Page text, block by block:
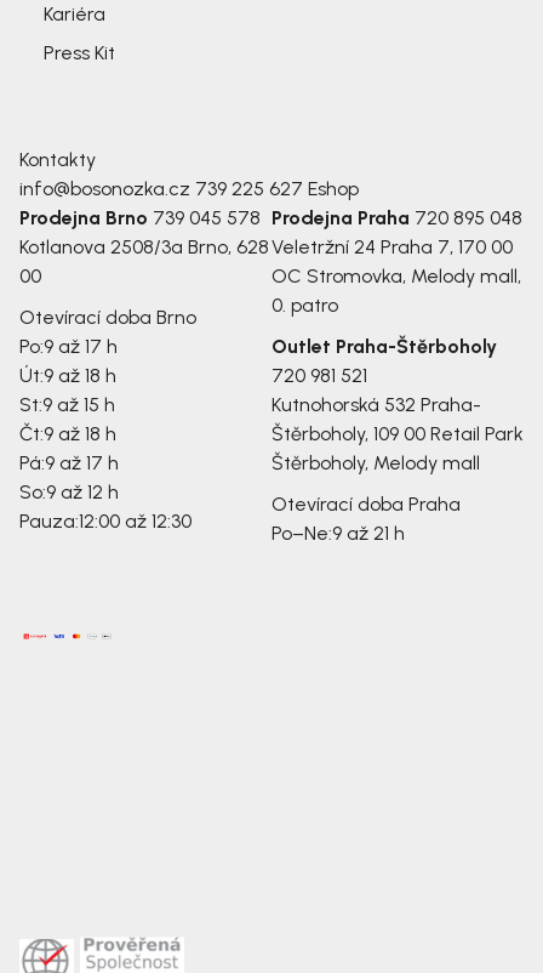
Kariéra
Press Kit
Kontakty
info@bosonozka.cz 739 225 627 Eshop
Prodejna Brno 739 045 578
Kotlanova 2508/3a Brno, 628
00
Otevírací doba Brno
Po:9 až 17 h
Út:9 až 18 h
St:9 až 15 h
Čt:9 až 18 h
Pá:9 až 17 h
So:9 až 12 h
Pauza:12:00 až 12:30
Prodejna Praha 720 895 048
Veletržní 24 Praha 7, 170 00
OC Stromovka, Melody mall,
0. patro
Outlet Praha-Štěrboholy
720 981 521
Kutnohorská 532 Praha-
Štěrboholy, 109 00 Retail Park
Štěrboholy, Melody mall
Otevírací doba Praha
Po–Ne:9 až 21 h